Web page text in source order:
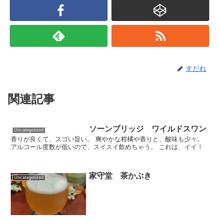
すだれ
関連記事
Uncategorized ソーンブリッジ ワイルドスワン
香りが良くて、スゴい旨い。 爽やかな柑橘や香りと、酸味も少々。
アルコール度数が低いので、スイスイ飲めちゃう。 これは、イイ！
Uncategorized 家守堂 茶かぶき